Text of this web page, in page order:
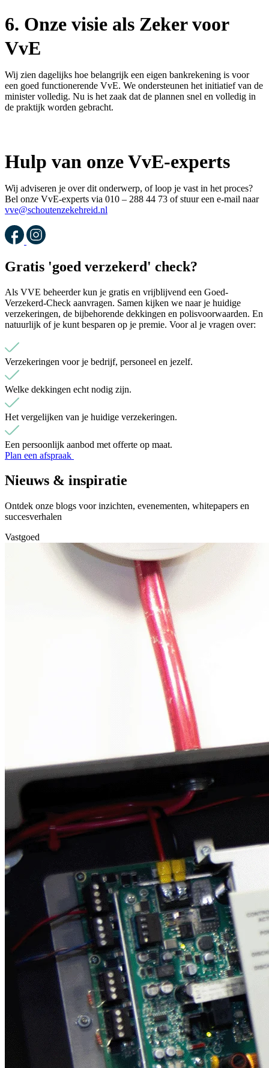
6. Onze visie als Zeker voor
VvE
Wij zien dagelijks hoe belangrijk een eigen bankrekening is voor
een goed functionerende VvE. We ondersteunen het initiatief van de
minister volledig. Nu is het zaak dat de plannen snel en volledig in
de praktijk worden gebracht.
Hulp van onze VvE-experts
Wij adviseren je overdit onderwerp, of loop je vast in het proces?
Bel onze VvE-experts via 010 – 288 44 73 of stuur een e-mail naar
vve@schoutenzekehreid.nl
Gratis 'goed verzekerd' check?
Als VVE beheerder kun je gratis en vrijblijvend een Goed-
Verzekerd-Check aanvragen. Samen kijken we naar je huidige
verzekeringen, de bijbehorende dekkingen en polisvoorwaarden. En
natuurlijk of je kunt besparen op je premie. Voor al je vragen over:
Verzekeringen voor je bedrijf, personeel en jezelf.
Welke dekkingen echt nodig zijn.
Het vergelijken van je huidige verzekeringen.
Een persoonlijk aanbod met offerte op maat.
Plan een afspraak
Nieuws & inspiratie
Ontdek onze blogs voor inzichten, evenementen, whitepapers en
succesverhalen
Vastgoed